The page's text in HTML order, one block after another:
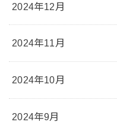
2024年12月
2024年11月
2024年10月
2024年9月